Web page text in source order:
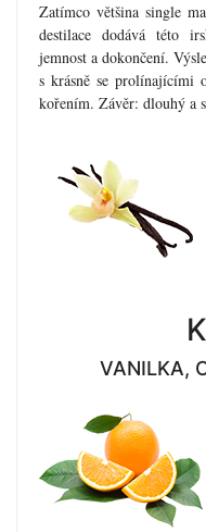
Zatímco většina single
destilace dodává této
jemnost a dokončení.
s krásně se prolínajícími
kořením. Závěr: dlouhý a
VANILKA,